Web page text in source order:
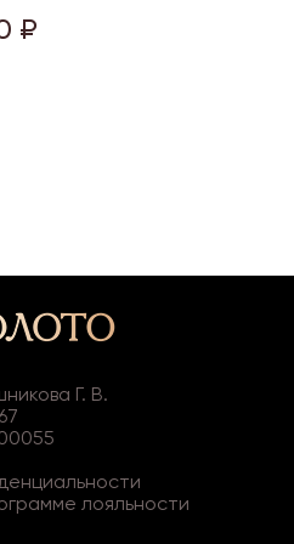
₽
Г. В.
лояльности